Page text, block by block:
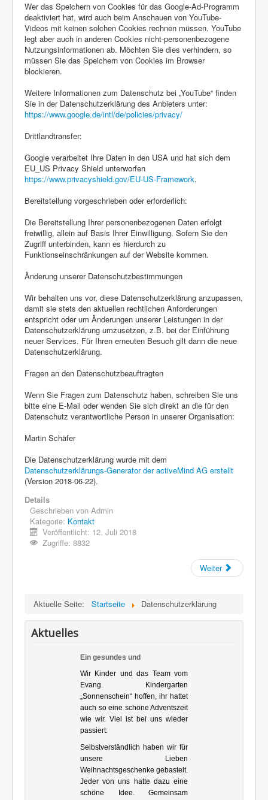
Wer das Speichern von Cookies für das Google-Ad-Programm
deaktiviert hat, wird auch beim Anschauen von YouTube-
Videos mit keinen solchen Cookies rechnen müssen. YouTube
legt aber auch in anderen Cookies nicht-personenbezogene
Nutzungsinformationen ab. Möchten Sie dies verhindern, so
müssen Sie das Speichern von Cookies im Browser
blockieren.
Weitere Informationen zum Datenschutz bei „YouTube“ finden
Sie in der Datenschutzerklärung des Anbieters unter:
https://www.google.de/intl/de/policies/privacy/
Drittlandtransfer:
Google verarbeitet Ihre Daten in den USA und hat sich dem
EU_US Privacy Shield unterworfen
https://www.privacyshield.gov/EU-US-Framework.
Bereitstellung vorgeschrieben oder erforderlich:
Die Bereitstellung Ihrer personenbezogenen Daten erfolgt
freiwillig, allein auf Basis Ihrer Einwilligung. Sofern Sie den
Zugriff unterbinden, kann es hierdurch zu
Funktionseinschränkungen auf der Website kommen.
Änderung unserer Datenschutzbestimmungen
Wir behalten uns vor, diese Datenschutzerklärung anzupassen,
damit sie stets den aktuellen rechtlichen Anforderungen
entspricht oder um Änderungen unserer Leistungen in der
Datenschutzerklärung umzusetzen, z.B. bei der Einführung
neuer Services. Für Ihren erneuten Besuch gilt dann die neue
Datenschutzerklärung.
Fragen an den Datenschutzbeauftragten
Wenn Sie Fragen zum Datenschutz haben, schreiben Sie uns
bitte eine E-Mail oder wenden Sie sich direkt an die für den
Datenschutz verantwortliche Person in unserer Organisation:
Martin Schäfer
Die Datenschutzerklärung wurde mit dem
Datenschutzerklärungs-Generator der activeMind AG erstellt
(Version 2018-06-22).
Details
Geschrieben von Admin
Kategorie: Kontakt
Veröffentlicht: 12. Juli 2018
Zugriffe: 8832
Weiter
Aktuelle Seite: Startseite Datenschutzerklärung
Aktuelles
Ein gesundes und
gesegnetes [...]
Wir Kinder und das Team vom
Evang. Kindergarten
„Sonnenschein“ hoffen, ihr hattet
auch so eine schöne Adventszeit
wie wir. Viel ist bei uns wieder
passiert:
Selbstverständlich haben wir für
unsere Lieben
Weihnachtsgeschenke gebastelt.
Jeder von uns hatte dazu eine
schöne Idee. Gemeinsam